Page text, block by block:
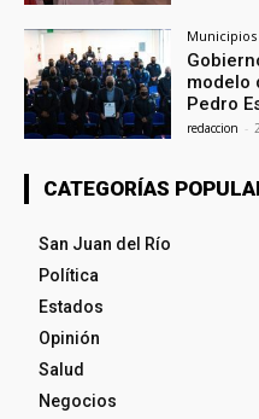
Municipios
modelo
Pedro
redaccion -
CATEGORÍAS
San Juan del Río
Política
Estados
Opinión
Salud
Negocios